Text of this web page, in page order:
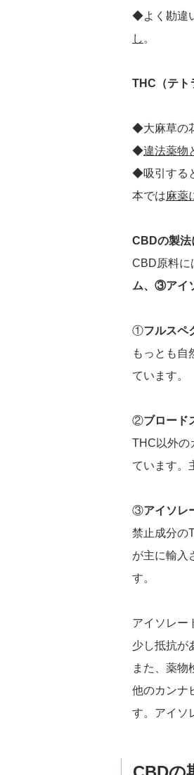
◆よく勘違
し 。
THC（テト
◆大麻草の
◆違法薬物
◆吸引する
本では麻薬
CBDの製法
CBD原料に
ム、③アイ
①フルスペ
もっとも自
ています。
②ブロード
THC以外の
ています。
③アイソレ
禁止成分の
が主に輸入
す。
アイソレー
少し抵抗が
また、薬物
他のカンナ
す。アイソ